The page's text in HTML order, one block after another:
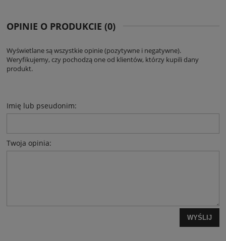
OPINIE O PRODUKCIE (0)
Wyświetlane są wszystkie opinie (pozytywne i negatywne).
Weryfikujemy, czy pochodzą one od klientów, którzy kupili dany
produkt.
Imię lub pseudonim:
Twoja opinia:
WYŚLIJ